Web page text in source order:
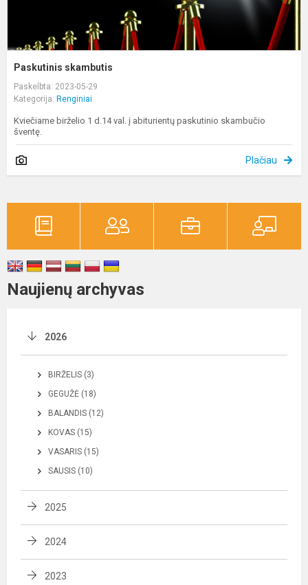
Paskutinis skambutis
Paskelbta: 2023-05-29
Kategorija: Renginiai
Kviečiame birželio 1 d.14 val. į abiturientų paskutinio skambučio
šventę.
Plačiau
Naujienų archyvas
2026
BIRŽELIS (3)
GEGUŽĖ (18)
BALANDIS (12)
KOVAS (15)
VASARIS (15)
SAUSIS (10)
2025
2024
2023